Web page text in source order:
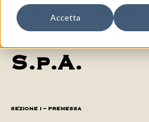
Accetta
Parte
Monari
S.p.A.
SEZIONE I – PREMESSA